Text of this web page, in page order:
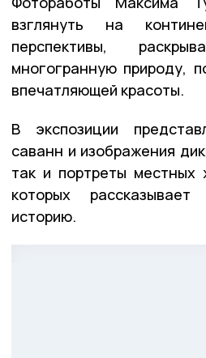
взглянуть на
перспективы,
многогранную природу,
впечатляющей красоты.
В экспозиции
саванн и изображения
так и портреты местных
которых
историю.